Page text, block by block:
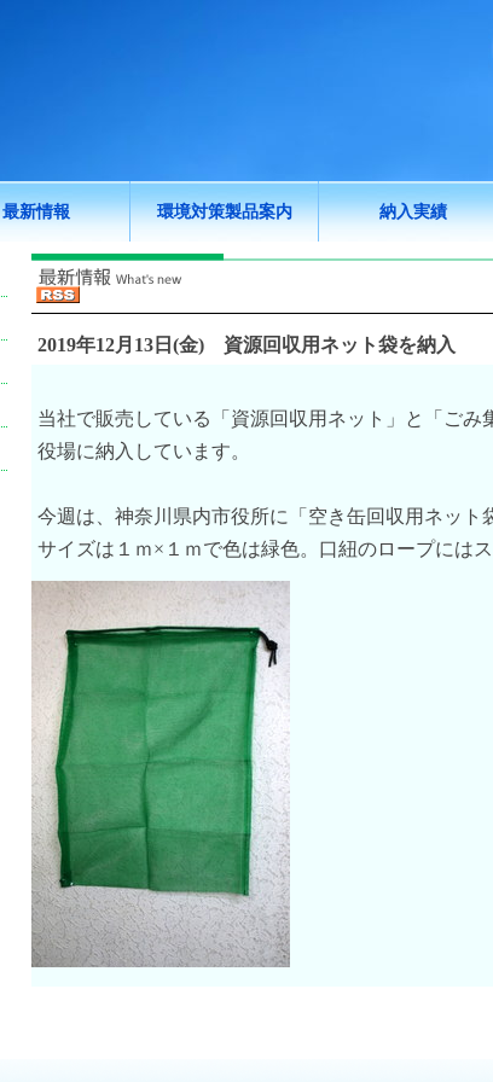
最新情報 環境対策製品案内 納入実績
2019年12月13日(金) 資源回収用ネット袋を納入
当社で販売している「資源回収用ネット」と「ご
役場に納入しています。
今週は、神奈川県内市役所に「空き缶回収用ネット
サイズは１ｍ×１ｍで色は緑色。口紐のロープには